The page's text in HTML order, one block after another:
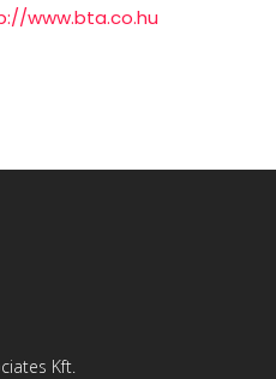
www.bta.co.hu
Kft.